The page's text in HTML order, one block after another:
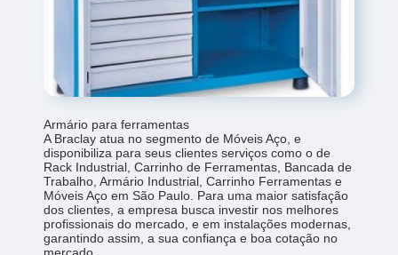
Armário para ferramentas
A Braclay atua no segmento de Móveis Aço, e
disponibiliza para seus clientes serviços como o de
Rack Industrial, Carrinho de Ferramentas, Bancada de
Trabalho, Armário Industrial, Carrinho Ferramentas e
Móveis Aço em São Paulo. Para uma maior satisfação
dos clientes, a empresa busca investir nos melhores
profissionais do mercado, e em instalações modernas,
garantindo assim, a sua confiança e boa cotação no